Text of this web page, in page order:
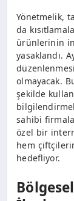
Yönetmelik,
da
ürünlerinin
yasaklandı.
olmayacak.
şekilde
sahibi
özel bir
hem
hedefliyor.